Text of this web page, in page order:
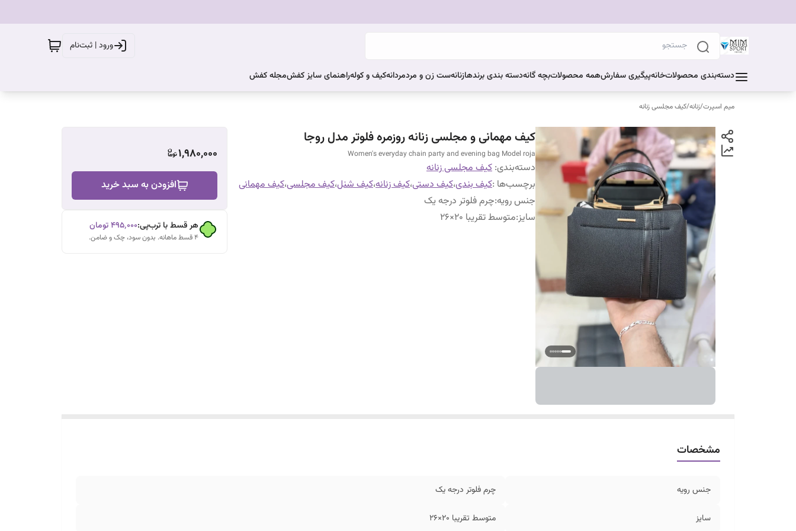
ورود | ثبت‌نام
دسته‌بندی محصولاتخانهپیگیری سفارشهمه محصولاتبچه گانهدسته بندی برندهازنانهست زن و مردمردانهکیف و کولهراهنمای سایز کفشمجله کفش
میم اسپرت/زنانه/کیف مجلسی زنانه
کیف مهمانی و مجلسی زنانه روزمره فلوتر مدل روجا
Women's everyday chain party and evening bag Model roja
دسته‌بندی: کیف مجلسی زنانه
برچسب‌ها :کیف بندی،کیف دستی،کیف زنانه،کیف شنل،کیف مجلسی،کیف مهمانی
جنس رویه:چرم فلوتر درجه یک
سایز:متوسط تقریبا 20×26
1,980,000
افزودن به سبد خرید
هر قسط با ترب‌پی:۴۹۵٬۰۰۰تومان
۴ قسط ماهانه. بدون سود، چک و ضامن.
مشخصات
جنس رویه چرم فلوتر درجه یک
سایز متوسط تقریبا 20×26